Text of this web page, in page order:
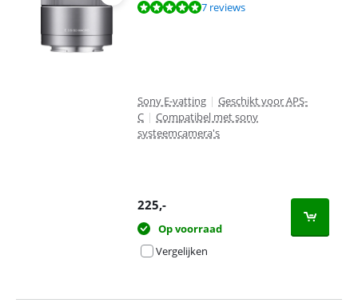
Beoordeling is 9,5 van de 10, gebaseerd op 7 reviews.
7 reviews
Sony E-vatting | Geschikt voor APS-
C | Compatibel met sony
systeemcamera's
225,-
Op voorraad
Vergelijken